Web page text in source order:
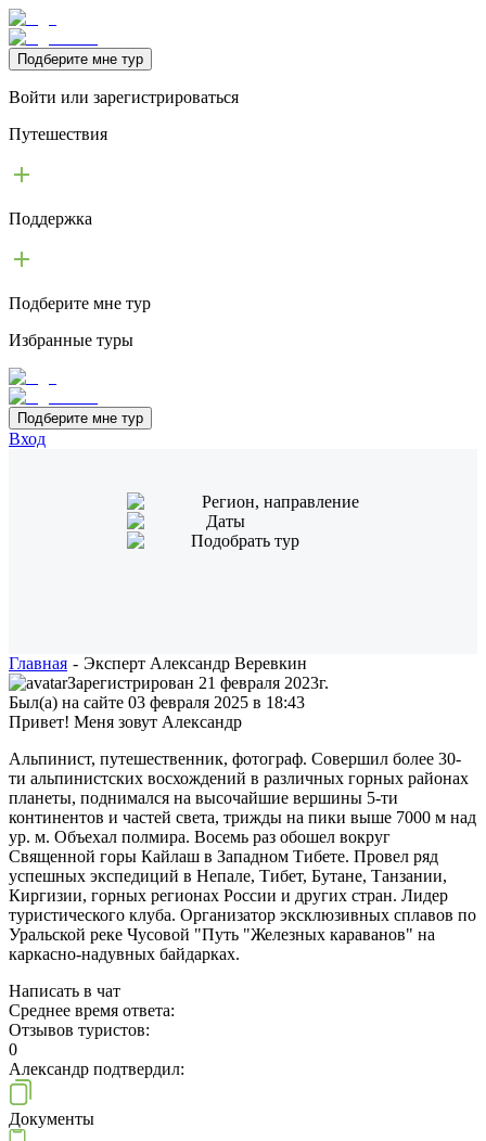
Подберите мне тур
Войти или зарегистрироваться
Путешествия
Поддержка
Подберите мне тур
Избранные туры
Подберите мне тур
Вход
Регион, направление
Даты
Подобрать тур
Главная - Эксперт Александр Веревкин
Зарегистрирован 21 февраля 2023г.
Был(а) на сайте 03 февраля 2025 в 18:43
Привет! Меня зовут Александр
Альпинист, путешественник, фотограф. Совершил более 30-
ти альпинистских восхождений в различных горных районах
планеты, поднимался на высочайшие вершины 5-ти
континентов и частей света, трижды на пики выше 7000 м над
ур. м. Объехал полмира. Восемь раз обошел вокруг
Священной горы Кайлаш в Западном Тибете. Провел ряд
успешных экспедиций в Непале, Тибет, Бутане, Танзании,
Киргизии, горных регионах России и других стран. Лидер
туристического клуба. Организатор эксклюзивных сплавов по
Уральской реке Чусовой "Путь "Железных караванов" на
каркасно-надувных байдарках.
Написать в чат
Среднее время ответа:
Отзывов туристов:
0
Александр подтвердил:
Документы